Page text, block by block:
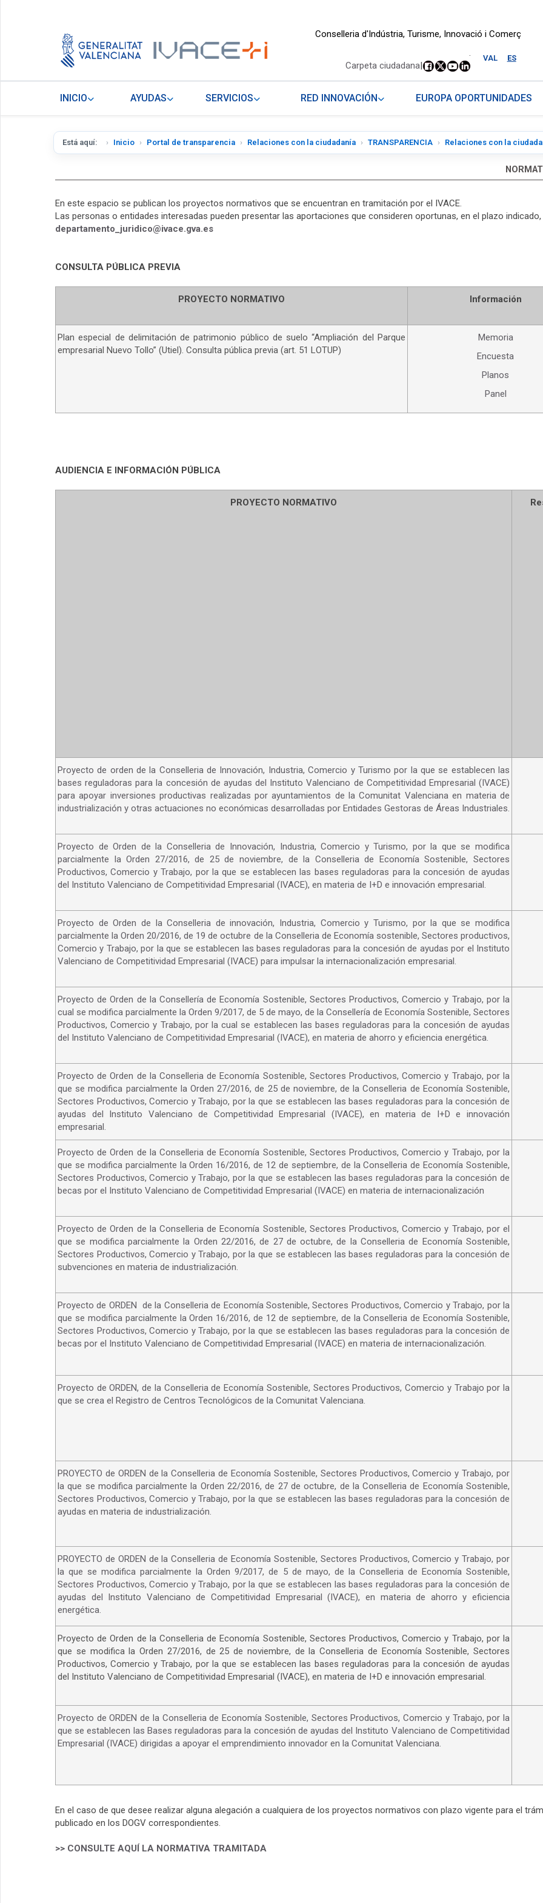
Conselleria d'Indústria, Turisme, Innovació i Comerç
VAL ES
.
Carpeta ciudadana|
INICIO AYUDAS SERVICIOS RED INNOVACIÓN EUROPA OPORTUNIDADES
Está aquí: Inicio Portal de transparencia Relaciones con la ciudadanía TRANSPARENCIA Relaciones con la
En este espacio se publican los proyectos normativos que se encuentran en tramitación por el IVACE.
Las personas o entidades interesadas pueden presentar las aportaciones que consideren oportunas, en el plazo
departamento_ juridico@ivace.gva.es
CONSULTA PÚBLICA PREVIA
PROYECTO NORMATIVO Información
Plan especial de delimitación de patrimonio público de suelo “Ampliación del Parque
empresarial Nuevo Tollo” (Utiel). Consulta pública previa (art. 51 LOTUP)
Memoria
Encuesta
Planos
Panel
AUDIENCIA E INFORMACIÓN PÚBLICA
PROYECTO NORMATIVO
Proyecto de orden de la Conselleria de Innovación, Industria, Comercio y Turismo por la que se establecen las
bases reguladoras para la concesión de ayudas del Instituto Valenciano de Competitividad Empresarial (IVACE)
para apoyar inversiones productivas realizadas por ayuntamientos de la Comunitat Valenciana en materia de
industrialización y otras actuaciones no económicas desarrolladas por Entidades Gestoras de Áreas Industriales.
Proyecto de Orden de la Conselleria de Innovación, Industria, Comercio y Turismo, por la que se modifica
parcialmente la Orden 27/2016, de 25 de noviembre, de la Conselleria de Economía Sostenible, Sectores
Productivos, Comercio y Trabajo, por la que se establecen las bases reguladoras para la concesión de ayudas
del Instituto Valenciano de Competitividad Empresarial (IVACE), en materia de I+D e innovación empresarial.
Proyecto de Orden de la Conselleria de innovación, Industria, Comercio y Turismo, por la que se modifica
parcialmente la Orden 20/2016, de 19 de octubre de la Conselleria de Economía sostenible, Sectores productivos,
Comercio y Trabajo, por la que se establecen las bases reguladoras para la concesión de ayudas por el Instituto
Valenciano de Competitividad Empresarial (IVACE) para impulsar la internacionalización empresarial.
Proyecto de Orden de la Consellería de Economía Sostenible, Sectores Productivos, Comercio y Trabajo, por la
cual se modifica parcialmente la Orden 9/2017, de 5 de mayo, de la Consellería de Economía Sostenible, Sectores
Productivos, Comercio y Trabajo, por la cual se establecen las bases reguladoras para la concesión de ayudas
del Instituto Valenciano de Competitividad Empresarial (IVACE), en materia de ahorro y eficiencia energética.
Proyecto de Orden de la Conselleria de Economía Sostenible, Sectores Productivos, Comercio y Trabajo, por la
que se modifica parcialmente la Orden 27/2016, de 25 de noviembre, de la Conselleria de Economía Sostenible,
Sectores Productivos, Comercio y Trabajo, por la que se establecen las bases reguladoras para la concesión de
ayudas del Instituto Valenciano de Competitividad Empresarial (IVACE), en materia de I+D e innovación
empresarial.
Proyecto de Orden de la Conselleria de Economía Sostenible, Sectores Productivos, Comercio y Trabajo, por la
que se modifica parcialmente la Orden 16/2016, de 12 de septiembre, de la Conselleria de Economía Sostenible,
Sectores Productivos, Comercio y Trabajo, por la que se establecen las bases reguladoras para la concesión de
becas por el Instituto Valenciano de Competitividad Empresarial (IVACE) en materia de internacionalización
Proyecto de Orden de la Conselleria de Economía Sostenible, Sectores Productivos, Comercio y Trabajo, por el
que se modifica parcialmente la Orden 22/2016, de 27 de octubre, de la Conselleria de Economía Sostenible,
Sectores Productivos, Comercio y Trabajo, por la que se establecen las bases reguladoras para la concesión de
subvenciones en materia de industrialización.
Proyecto de ORDEN de la Conselleria de Economía Sostenible, Sectores Productivos, Comercio y Trabajo, por la
que se modifica parcialmente la Orden 16/2016, de 12 de septiembre, de la Conselleria de Economía Sostenible,
Sectores Productivos, Comercio y Trabajo, por la que se establecen las bases reguladoras para la concesión de
becas por el Instituto Valenciano de Competitividad Empresarial (IVACE) en materia de internacionalización.
Proyecto de ORDEN, de la Conselleria de Economía Sostenible, Sectores Productivos, Comercio y Trabajo por la
que se crea el Registro de Centros Tecnológicos de la Comunitat Valenciana.
PROYECTO de ORDEN de la Conselleria de Economía Sostenible, Sectores Productivos, Comercio y Trabajo, por
la que se modifica parcialmente la Orden 22/2016, de 27 de octubre, de la Conselleria de Economía Sostenible,
Sectores Productivos, Comercio y Trabajo, por la que se establecen las bases reguladoras para la concesión de
ayudas en materia de industrialización.
PROYECTO de ORDEN de la Conselleria de Economía Sostenible, Sectores Productivos, Comercio y Trabajo, por
la que se modifica parcialmente la Orden 9/2017, de 5 de mayo, de la Conselleria de Economía Sostenible,
Sectores Productivos, Comercio y Trabajo, por la que se establecen las bases reguladoras para la concesión de
ayudas del Instituto Valenciano de Competitividad Empresarial (IVACE), en materia de ahorro y eficiencia
energética.
Proyecto de Orden de la Conselleria de Economía Sostenible, Sectores Productivos, Comercio y Trabajo, por la
que se modifica la Orden 27/2016, de 25 de noviembre, de la Conselleria de Economía Sostenible, Sectores
Productivos, Comercio y Trabajo, por la que se establecen las bases reguladoras para la concesión de ayudas
del Instituto Valenciano de Competitividad Empresarial (IVACE), en materia de I+D e innovación empresarial.
Proyecto de ORDEN de la Conselleria de Economía Sostenible, Sectores Productivos, Comercio y Trabajo, por la
que se establecen las Bases reguladoras para la concesión de ayudas del Instituto Valenciano de Competitividad
Empresarial (IVACE) dirigidas a apoyar el emprendimiento innovador en la Comunitat Valenciana.
En el caso de que desee realizar alguna alegación a cualquiera de los proyectos normativos con plazo vigente para el
publicado en los DOGV correspondientes.
>> CONSULTE AQUÍ LA NORMATIVA TRAMITADA